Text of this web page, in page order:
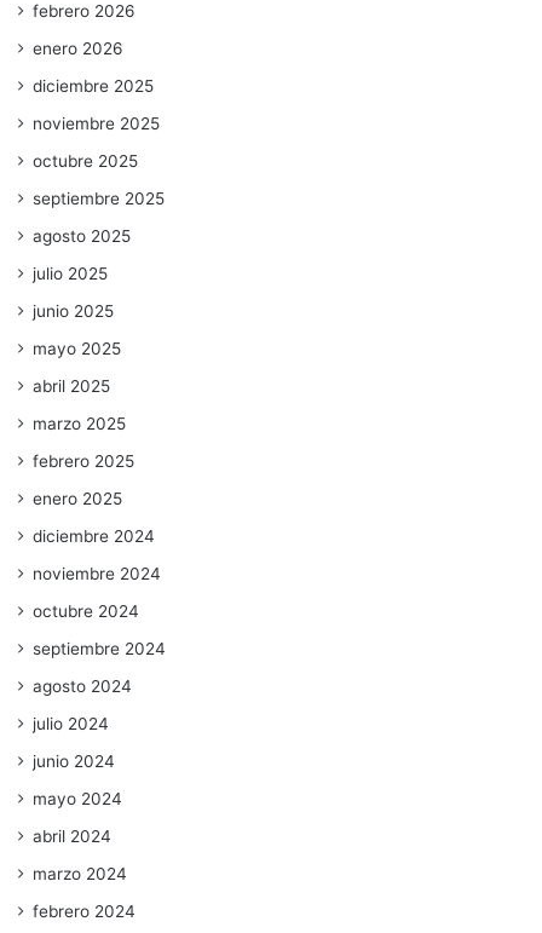
febrero 2026
enero 2026
diciembre 2025
noviembre 2025
octubre 2025
septiembre 2025
agosto 2025
julio 2025
junio 2025
mayo 2025
abril 2025
marzo 2025
febrero 2025
enero 2025
diciembre 2024
noviembre 2024
octubre 2024
septiembre 2024
agosto 2024
julio 2024
junio 2024
mayo 2024
abril 2024
marzo 2024
febrero 2024